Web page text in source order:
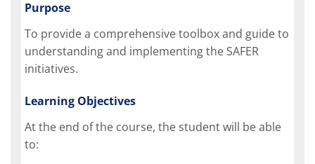
Purpose
To provide a comprehensive toolbox and guide to
understanding and implementing the SAFER
initiatives.
Learning Objectives
At the end of the course, the student will be able
to: